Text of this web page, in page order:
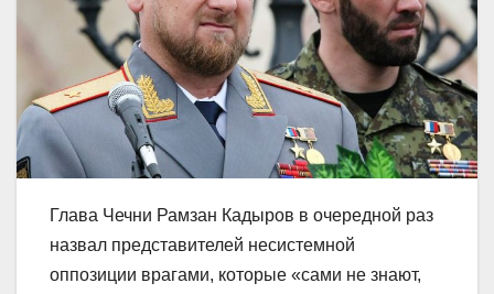
Глава Чечни Рамзан Кадыров в очередной раз
назвал представителей несистемной
оппозиции врагами, которые «сами не знают,